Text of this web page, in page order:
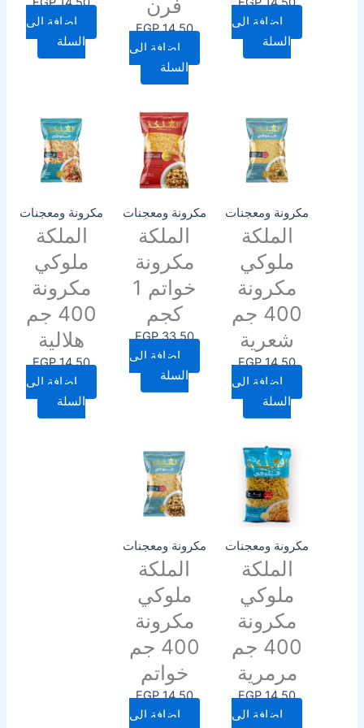
إضافة إلى
السلة
فرن
EGP14.50
إضافة إلى
السلة
إضافة إلى
السلة
مكرونة ومعجنات
الملكة
ملوكي
مكرونة
400 جم
شعرية
EGP14.50
إضافة إلى
السلة
مكرونة ومعجنات
الملكة
مكرونة
خواتم 1
كجم
EGP33.50
إضافة إلى
السلة
مكرونة ومعجنات
الملكة
ملوكي
مكرونة
400 جم
هلالية
EGP14.50
إضافة إلى
السلة
مكرونة ومعجنات
الملكة
ملوكي
مكرونة
400 جم
مرمرية
EGP14.50
إضافة إلى
مكرونة ومعجنات
الملكة
ملوكي
مكرونة
400 جم
خواتم
EGP14.50
إضافة إلى